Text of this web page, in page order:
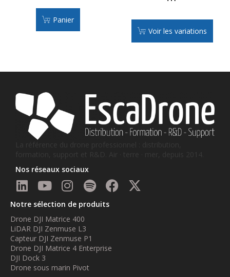
Panier
Voir les variations
La référence du drone professionnel : distribution,
formation, support et R&D. Air · terre · mer, depuis 2014.
Nos réseaux sociaux
Notre sélection de produits
Drone DJI Matrice 400
LiDAR DJI Zenmuse L3
Capteur DJI Zenmuse P1
Drone DJI Matrice 4 Enterprise
DJI Dock 3
Drone sous marin Pivot